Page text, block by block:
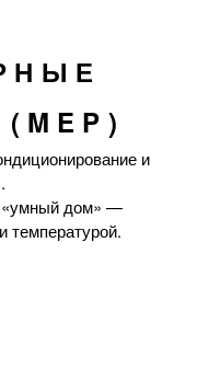
и
«умный дом» —
температурой.